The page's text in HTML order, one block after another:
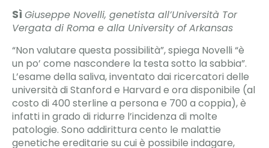
Sì Giuseppe Novelli, genetista all’Università Tor
Vergata di Roma e alla University of Arkansas
“Non valutare questa possibilità”, spiega Novelli “è
un po’ come nascondere la testa sotto la sabbia”.
L’esame della saliva, inventato dai ricercatori delle
università di Stanford e Harvard e ora disponibile (al
costo di 400 sterline a persona e 700 a coppia), è
infatti in grado di ridurre l’incidenza di molte
patologie. Sono addirittura cento le malattie
genetiche ereditarie su cui è possibile indagare,